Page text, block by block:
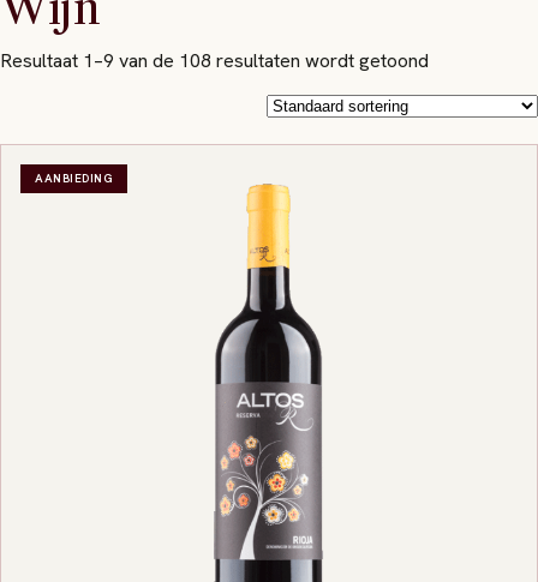
Resultaat 1–9 van de 108 resultaten wordt getoond
AANBIEDING